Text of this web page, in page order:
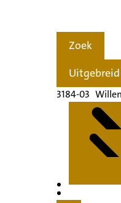
Zoek
3184-03